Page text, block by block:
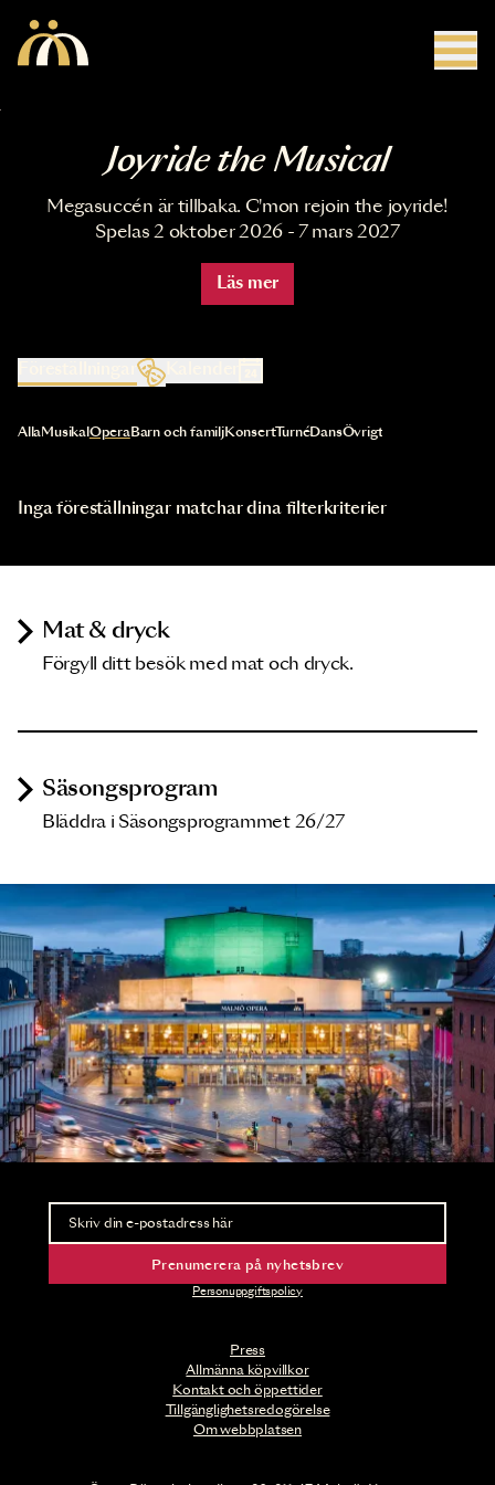
Joyride the Musical
Megasuccén är tillbaka. C'mon rejoin the joyride!
Spelas 2 oktober 2026 - 7 mars 2027
Läs mer
Kalender
Val av kategori uppdaterar innehållet automatiskt
AllaMusikal OperaBarn och familjKonsertTurnéDansÖvrigt
Inga föreställningar matchar dina filterkriterier
Mat & dryck
Förgyll ditt besök med mat och dryck.
Säsongsprogram
Bläddra i Säsongsprogrammet 26/27
Press
Allmänna köpvillkor
Kontakt och öppettider
Tillgänglighetsredogörelse
Om webbplatsen
Nyhetsbrev
Ta del av förhandsinformation och biljettsläpp.
Prenumerera på nyhetsbrev
Personuppgiftspolicy